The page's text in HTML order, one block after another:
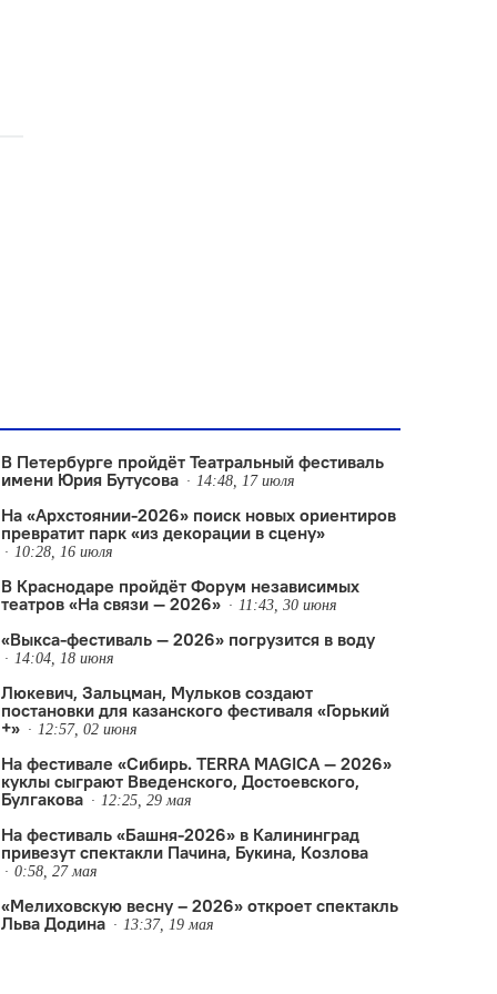
,Максим Филатов,Римма Каллингал,Сантьяго Табар,
В Петербурге пройдёт Театральный фестиваль
имени Юрия Бутусова
14:48, 17 июля
На «Архстоянии-2026» поиск новых ориентиров
превратит парк «из декорации в сцену»
10:28, 16 июля
В Краснодаре пройдёт Форум независимых
театров «На связи — 2026»
11:43, 30 июня
«Выкса-фестиваль — 2026» погрузится в воду
14:04, 18 июня
Люкевич, Зальцман, Мульков создают
постановки для казанского фестиваля «Горький
+»
12:57, 02 июня
На фестивале «Сибирь. TERRA MAGICA — 2026»
куклы сыграют Введенского, Достоевского,
Булгакова
12:25, 29 мая
На фестиваль «Башня-2026» в Калининград
привезут спектакли Пачина, Букина, Козлова
0:58, 27 мая
«Мелиховскую весну – 2026» откроет спектакль
Льва Додина
13:37, 19 мая